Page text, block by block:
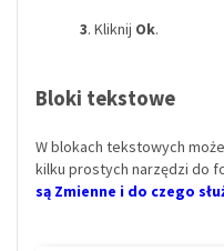
3. Kliknij Ok.
Bloki tekstowe
W blokach tekstowych
kilku prostych narzędzi do
są Zmienne i do czego